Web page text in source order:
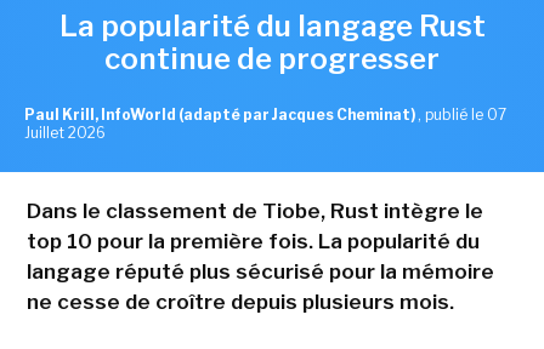
La popularité du langage Rust
continue de progresser
Paul Krill, InfoWorld (adapté par Jacques Cheminat) , publié le 07
Juillet 2026
Dans le classement de Tiobe, Rust intègre le
top 10 pour la première fois. La popularité du
langage réputé plus sécurisé pour la mémoire
ne cesse de croître depuis plusieurs mois.